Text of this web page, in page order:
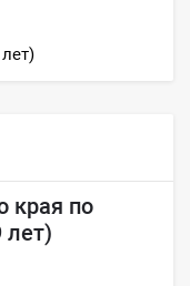
края по
лет)